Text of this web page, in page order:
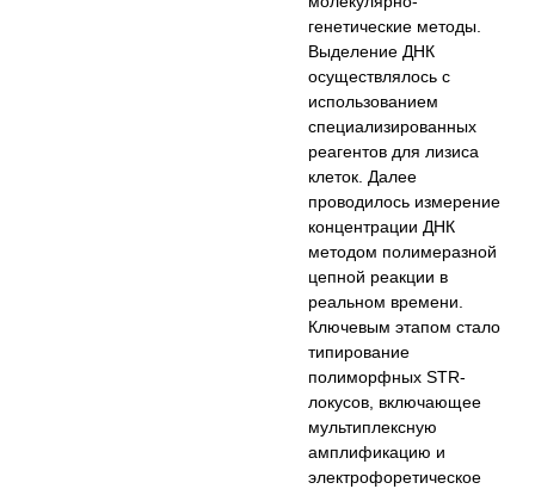
генетические методы.
Выделение ДНК
осуществлялось с
использованием
специализированных
реагентов для лизиса
клеток. Далее
проводилось измерение
концентрации ДНК
методом полимеразной
цепной реакции в
реальном времени.
Ключевым этапом стало
типирование
полиморфных STR-
локусов, включающее
мультиплексную
амплификацию и
электрофоретическое